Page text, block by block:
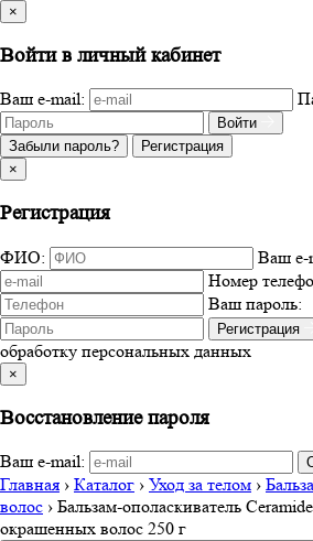
×
Войти в личный кабинет
Ваш e-mail:
Войти
Забыли пароль?
Регистрация
×
Регистрация
ФИО:
Ваш e-
Номер
Ваш пароль:
Регистрация
обработку персональных данных
×
Восстановление пароля
Ваш e-mail:
Главная › Каталог › Уход за телом ›
волос › Бальзам-ополаскиватель
окрашенных волос 250 г